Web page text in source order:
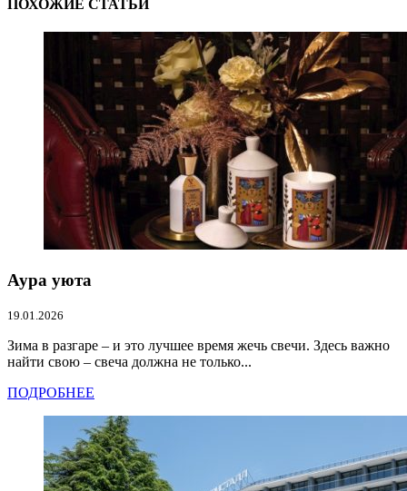
ПОХОЖИЕ СТАТЬИ
Аура уюта
19.01.2026
Зима в разгаре – и это лучшее время жечь свечи. Здесь важно
найти свою – свеча должна не только...
ПОДРОБНЕЕ